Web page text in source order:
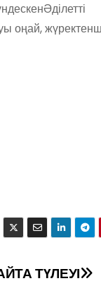
Әділетті
оңай,жүректен
ТҮЛЕУІ